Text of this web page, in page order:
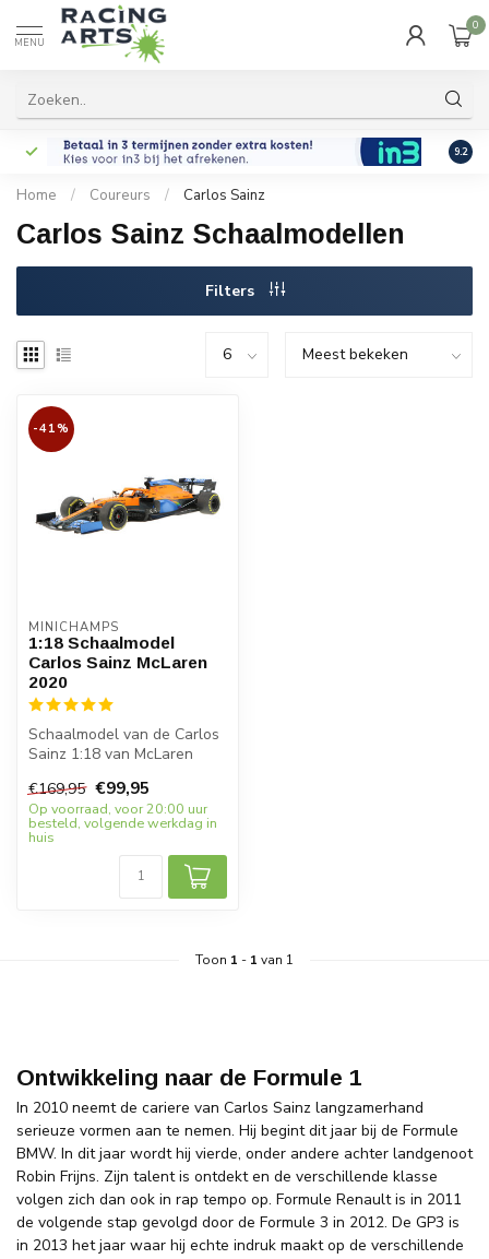
MENU
0
9.2
Home / Coureurs / Carlos Sainz
Carlos Sainz Schaalmodellen
Filters
-41%
MINICHAMPS
1:18 Schaalmodel
Carlos Sainz McLaren
2020
Schaalmodel van de Carlos
Sainz 1:18 van McLaren
1:18. ...
€169,95 €99,95
Op voorraad, voor 20:00 uur
besteld, volgende werkdag in
huis
Toon 1 - 1 van 1
Ontwikkeling naar de Formule 1
In 2010 neemt de cariere van Carlos Sainz langzamerhand
serieuze vormen aan te nemen. Hij begint dit jaar bij de Formule
BMW. In dit jaar wordt hij vierde, onder andere achter landgenoot
Robin Frijns. Zijn talent is ontdekt en de verschillende klasse
volgen zich dan ook in rap tempo op. Formule Renault is in 2011
de volgende stap gevolgd door de Formule 3 in 2012. De GP3 is
in 2013 het jaar waar hij echte indruk maakt op de verschillende